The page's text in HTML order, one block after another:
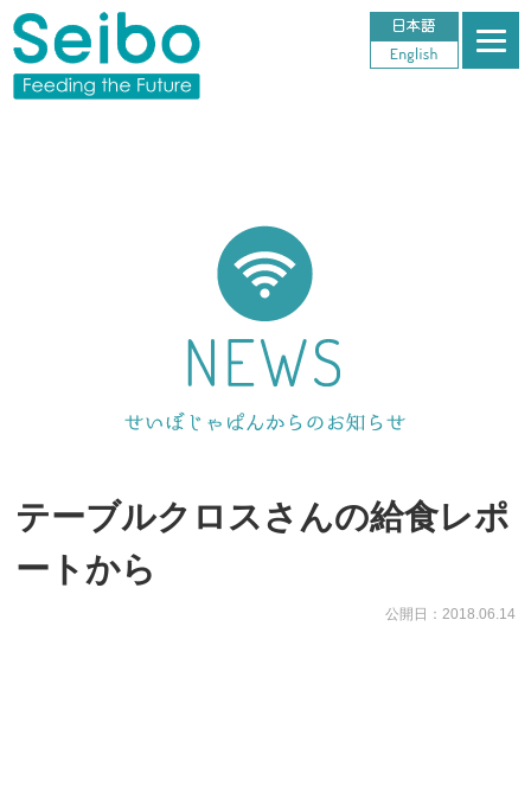
テーブルクロスさんの給食レポ
ートから
公開日：2018.06.14